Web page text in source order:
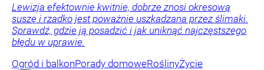
Lewizja efektownie kwitnie, dobrze znosi okresową
suszę i rzadko jest poważnie uszkadzana przez ślimaki.
Sprawdź, gdzie ją posadzić i jak uniknąć najczęstszego
błędu w uprawie.
Ogród i balkonPorady domoweRoślinyŻycie